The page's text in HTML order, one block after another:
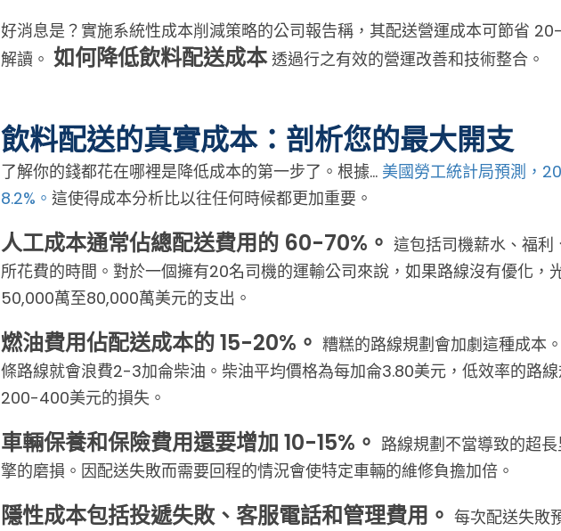
好消息是？實施系統性成本削減策略的公司報告稱，其配送營運成本可節省
解讀。 如何降低飲料配送成本透過行之有效的營運改善和技術整合。
飲料配送的真實成本：剖析您的最大開支
了解你的錢都花在哪裡是降低成本的第一步了。根據… 美國勞工統計局預測，
8.2%。 這使得成本分析比以往任何時候都更加重要。
人工成本通常佔總配送費用的 60-70%。 這包括司機薪水、福
所花費的時間。對於一個擁有20名司機的運輸公司來說，如果路線沒有優化，
50,000萬至80,000萬美元的支出。
燃油費用佔配送成本的 15-20%。 糟糕的路線規劃會加劇這種成本
條路線就會浪費2-3加侖柴油。柴油平均價格為每加侖3.80美元，低效率的路
200-400美元的損失。
車輛保養和保險費用還要增加 10-15%。 路線規劃不當導致的超
擎的磨損。因配送失敗而需要回程的情況會使特定車輛的維修負擔加倍。
隱性成本包括投遞失敗、客服電話和管理費用。 每次配送失敗